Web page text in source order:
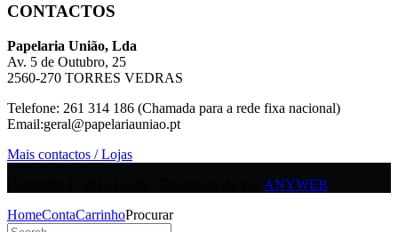
CONTACTOS
Papelaria União, Lda
Av. 5 de Outubro, 25
2560-270 TORRES VEDRAS
Telefone: 261 314 186 (Chamada para a rede fixa nacional)
Email:geral@papelariauniao.pt
Mais contactos / Lojas
ANYWEB
HomeContaCarrinhoProcurar